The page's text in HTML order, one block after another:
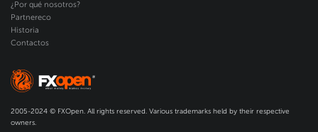
¿Por qué nosotros?
Partnereco
Historia
Contactos
2005-2024 © FXOpen. All rights reserved. Various trademarks held by their respective
owners.